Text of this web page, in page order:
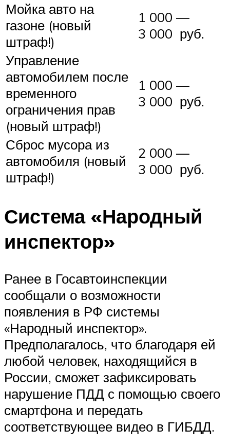
Мойка авто на
газоне (новый
штраф!)
1 000 —
3 000 руб.
Управление
автомобилем после
временного
ограничения прав
(новый штраф!)
1 000 —
3 000 руб.
Сброс мусора из
автомобиля (новый
штраф!)
2 000 —
3 000 руб.
Система «Народный
инспектор»
Ранее в Госавтоинспекции
сообщали о возможности
появления в РФ системы
«Народный инспектор».
Предполагалось, что благодаря ей
любой человек, находящийся в
России, сможет зафиксировать
нарушение ПДД с помощью своего
смартфона и передать
соответствующее видео в ГИБДД.